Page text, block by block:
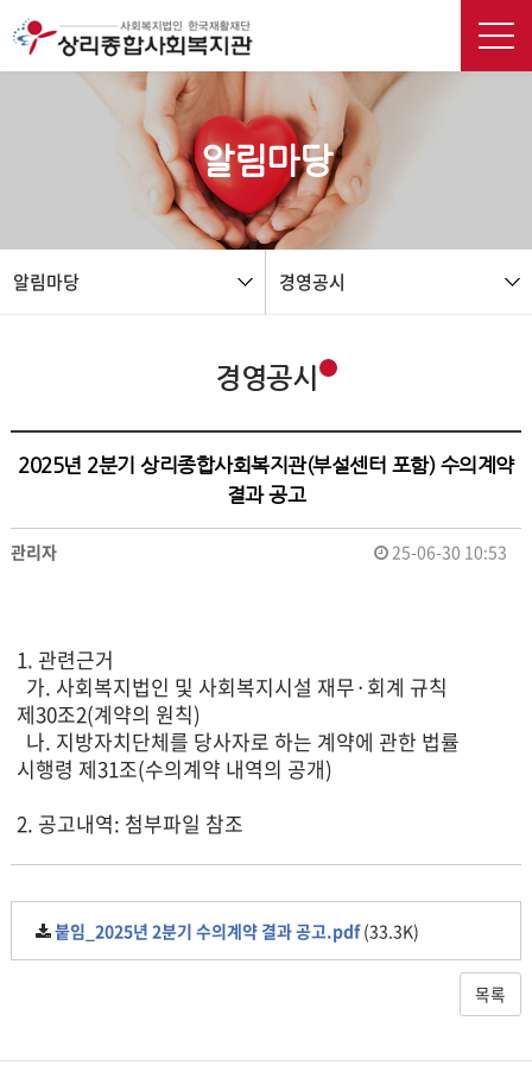
알림마당
알림마당 경영공시
경영공시
2025년 2분기 상리종합사회복지관(부설센터 포함) 수의계약
결과 공고
관리자 25-06-30 10:53
1. 관련근거
가. 사회복지법인 및 사회복지시설 재무·회계 규칙
제30조2(계약의 원칙)
나. 지방자치단체를 당사자로 하는 계약에 관한 법률
시행령 제31조(수의계약 내역의 공개)
2. 공고내역: 첨부파일 참조
붙임_2025년 2분기 수의계약 결과 공고.pdf(33.3K)
목록